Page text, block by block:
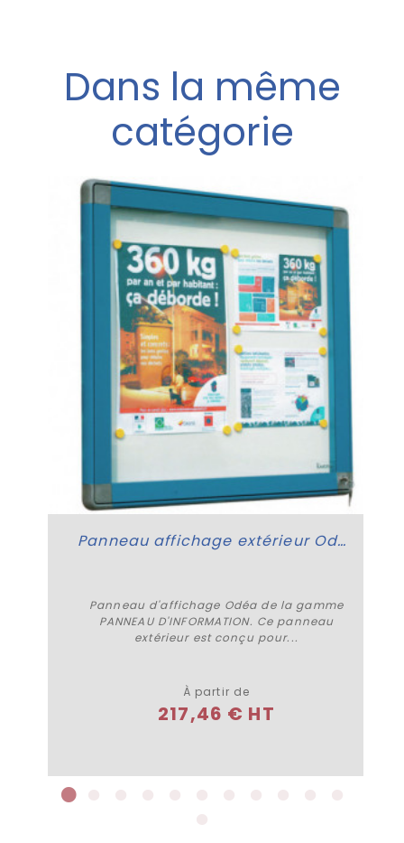
Dans la même
catégorie
Panneau affichage extérieur Odéa
Panneau d'affichage Odéa de la gamme
PANNEAU D'INFORMATION. Ce panneau
extérieur est conçu pour...
À partir de
217,46 € HT